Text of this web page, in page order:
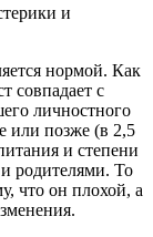
и
нормой. Как
совпадает с
личностного
или позже (в 2,5
и степени
родителями. То
что он плохой, а